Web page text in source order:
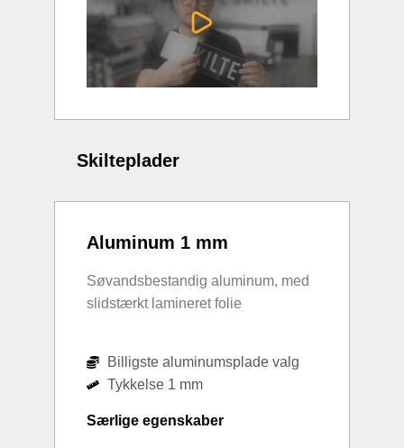
Skilteplader
Aluminum 1 mm
Søvandsbestandig aluminum, med
slidstærkt lamineret folie
Billigste aluminumsplade valg
Tykkelse 1 mm
Særlige egenskaber